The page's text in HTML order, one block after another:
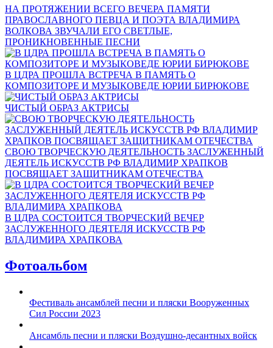
НА ПРОТЯЖЕНИИ ВСЕГО ВЕЧЕРА ПАМЯТИ
ПРАВОСЛАВНОГО ПЕВЦА И ПОЭТА ВЛАДИМИРА
ВОЛКОВА ЗВУЧАЛИ ЕГО СВЕТЛЫЕ,
ПРОНИКНОВЕННЫЕ ПЕСНИ
В ЦДРА ПРОШЛА ВСТРЕЧА В ПАМЯТЬ О
КОМПОЗИТОРЕ И МУЗЫКОВЕДЕ ЮРИИ БИРЮКОВЕ
ЧИСТЫЙ ОБРАЗ АКТРИСЫ
СВОЮ ТВОРЧЕСКУЮ ДЕЯТЕЛЬНОСТЬ ЗАСЛУЖЕННЫЙ
ДЕЯТЕЛЬ ИСКУССТВ РФ ВЛАДИМИР ХРАПКОВ
ПОСВЯЩАЕТ ЗАЩИТНИКАМ ОТЕЧЕСТВА
В ЦДРА СОСТОИТСЯ ТВОРЧЕСКИЙ ВЕЧЕР
ЗАСЛУЖЕННОГО ДЕЯТЕЛЯ ИСКУССТВ РФ
ВЛАДИМИРА ХРАПКОВА
Фотоальбом
Фестиваль ансамблей песни и пляски Вооруженных
Сил России 2023
Ансамбль песни и пляски Воздушно-десантных войск